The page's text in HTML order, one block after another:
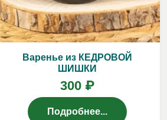
Варенье из КЕДРОВОЙ
ШИШКИ
300 ₽
Подробнее...